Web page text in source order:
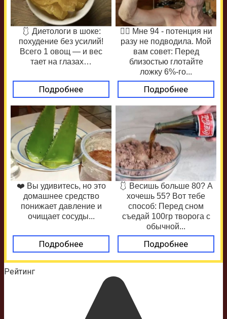
🩱 Диетологи в шоке:
похудение без усилий!
Всего 1 овощ — и вес
тает на глазах…
Подробнее
❤️‍🔥 Мне 94 - потенция ни
разу не подводила. Мой
вам совет: Перед
близостью глотайте
ложку 6%-го...
Подробнее
❤️ Вы удивитесь, но это
домашнее средство
понижает давление и
очищает сосуды...
Подробнее
🩱 Весишь больше 80? А
хочешь 55? Вот тебе
способ: Перед сном
съедай 100гр творога с
обычной...
Подробнее
Рейтинг